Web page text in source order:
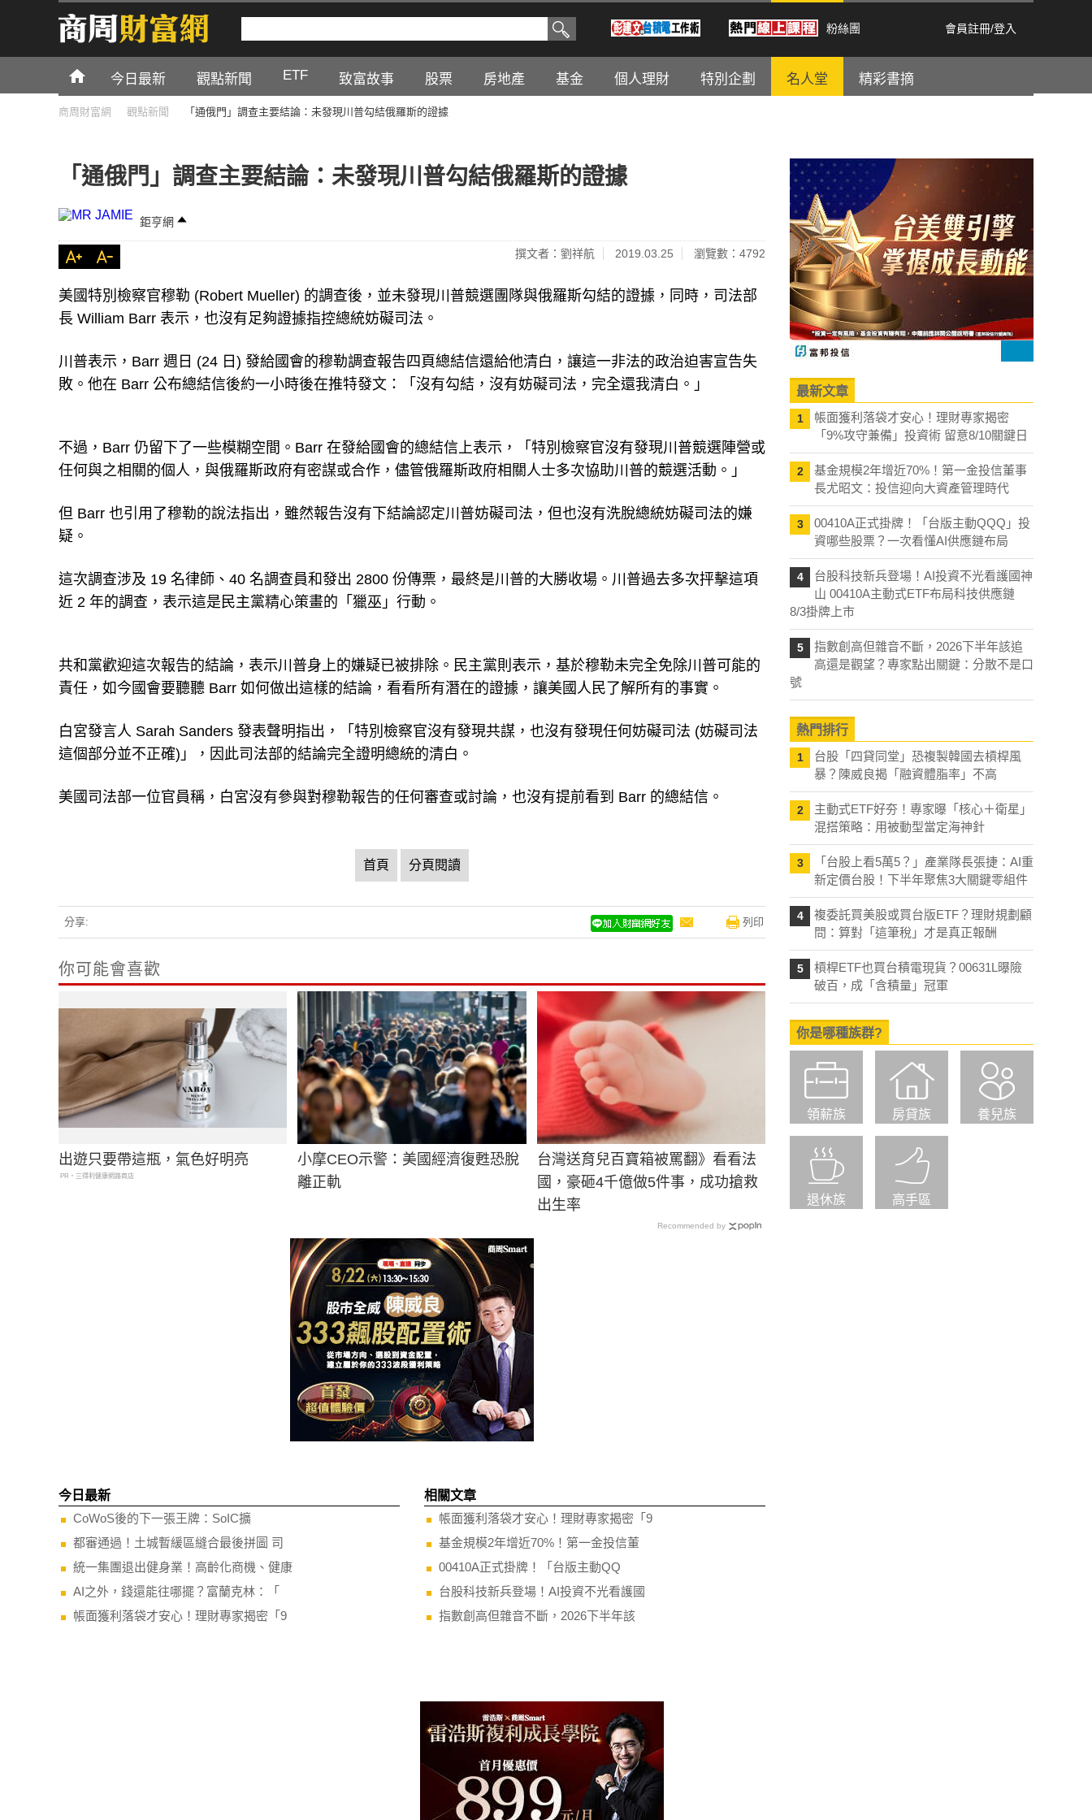
粉絲團 會員註冊/登入
今日最新 觀點新聞 ETF 致富故事 股票 房地產 基金 個人理財 特別企劃 名人堂 精彩書摘
商周財富網 觀點新聞 「通俄門」調查主要結論：未發現川普勾結俄羅斯的證據
「通俄門」調查主要結論：未發現川普勾結俄羅斯的證據
鉅亨網
撰文者：劉祥航 2019.03.25 瀏覽數：4792
美國特別檢察官穆勒 (Robert Mueller) 的調查後，並未發現川普競選團隊與俄羅斯勾結的證據，同時，司法部
長 William Barr 表示，也沒有足夠證據指控總統妨礙司法。
川普表示，Barr 週日 (24 日) 發給國會的穆勒調查報告四頁總結信還給他清白，讓這一非法的政治迫害宣告失
敗。他在 Barr 公布總結信後約一小時後在推特發文：「沒有勾結，沒有妨礙司法，完全還我清白。」
不過，Barr 仍留下了一些模糊空間。Barr 在發給國會的總結信上表示，「特別檢察官沒有發現川普競選陣營或
任何與之相關的個人，與俄羅斯政府有密謀或合作，儘管俄羅斯政府相關人士多次協助川普的競選活動。」
但 Barr 也引用了穆勒的說法指出，雖然報告沒有下結論認定川普妨礙司法，但也沒有洗脫總統妨礙司法的嫌
疑。
這次調查涉及 19 名律師、40 名調查員和發出 2800 份傳票，最終是川普的大勝收場。川普過去多次抨擊這項
近 2 年的調查，表示這是民主黨精心策畫的「獵巫」行動。
共和黨歡迎這次報告的結論，表示川普身上的嫌疑已被排除。民主黨則表示，基於穆勒未完全免除川普可能的
責任，如今國會要聽聽 Barr 如何做出這樣的結論，看看所有潛在的證據，讓美國人民了解所有的事實。
白宮發言人 Sarah Sanders 發表聲明指出，「特別檢察官沒有發現共謀，也沒有發現任何妨礙司法 (妨礙司法
這個部分並不正確)」，因此司法部的結論完全證明總統的清白。
美國司法部一位官員稱，白宮沒有參與對穆勒報告的任何審查或討論，也沒有提前看到 Barr 的總結信。
首頁 分頁閱讀
分享: 列印
你可能會喜歡
出遊只要帶這瓶，氣色好明亮
PR・三得利健康網路商店
小摩CEO示警：美國經濟復甦恐脫
離正軌
台灣送育兒百寶箱被罵翻》看看法
國，豪砸4千億做5件事，成功搶救
出生率
Recommended by
今日最新
CoWoS後的下一張王牌：SoIC擴
都審通過！土城暫緩區縫合最後拼圖 司
統一集團退出健身業！高齡化商機、健康
AI之外，錢還能往哪擺？富蘭克林：「
帳面獲利落袋才安心！理財專家揭密「9
相關文章
帳面獲利落袋才安心！理財專家揭密「9
基金規模2年增近70%！第一金投信董
00410A正式掛牌！「台版主動QQ
台股科技新兵登場！AI投資不光看護國
指數創高但雜音不斷，2026下半年該
最新文章
1
帳面獲利落袋才安心！理財專家揭密
「9%攻守兼備」投資術 留意8/10關鍵日
2
基金規模2年增近70%！第一金投信董事
長尤昭文：投信迎向大資產管理時代
3
00410A正式掛牌！「台版主動QQQ」投
資哪些股票？一次看懂AI供應鏈布局
4
台股科技新兵登場！AI投資不光看護國神
山 00410A主動式ETF布局科技供應鏈
8/3掛牌上市
5
指數創高但雜音不斷，2026下半年該追
高還是觀望？專家點出關鍵：分散不是口
號
熱門排行
1
台股「四貸同堂」恐複製韓國去槓桿風
暴？陳威良揭「融資體脂率」不高
2
主動式ETF好夯！專家曝「核心＋衛星」
混搭策略：用被動型當定海神針
3
「台股上看5萬5？」產業隊長張捷：AI重
新定價台股！下半年聚焦3大關鍵零組件
4
複委託買美股或買台版ETF？理財規劃顧
問：算對「這筆稅」才是真正報酬
5
槓桿ETF也買台積電現貨？00631L曝險
破百，成「含積量」冠軍
你是哪種族群?
領薪族 房貸族 養兒族
退休族 高手區